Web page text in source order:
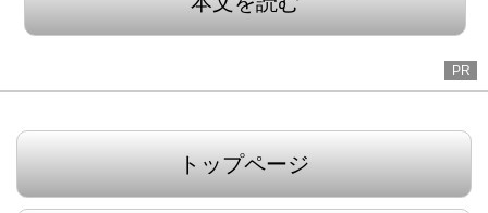
PR
トップページ